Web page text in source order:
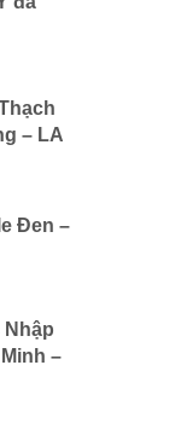
– LA
Đen –
Nhập
–